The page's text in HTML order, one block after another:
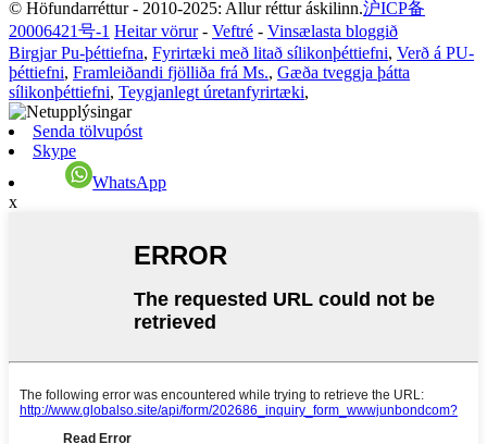
© Höfundarréttur - 2010-2025: Allur réttur áskilinn.沪ICP备
20006421号-1 Heitar vörur- Veftré - Vinsælasta bloggið
Birgjar Pu-þéttiefna, Fyrirtæki með litað sílikonþéttiefni, Verð á PU-
þéttiefni, Framleiðandi fjölliða frá Ms., Gæða tveggja þátta
sílikonþéttiefni, Teygjanlegt úretanfyrirtæki,
Senda tölvupóst
Skype
WhatsApp
x